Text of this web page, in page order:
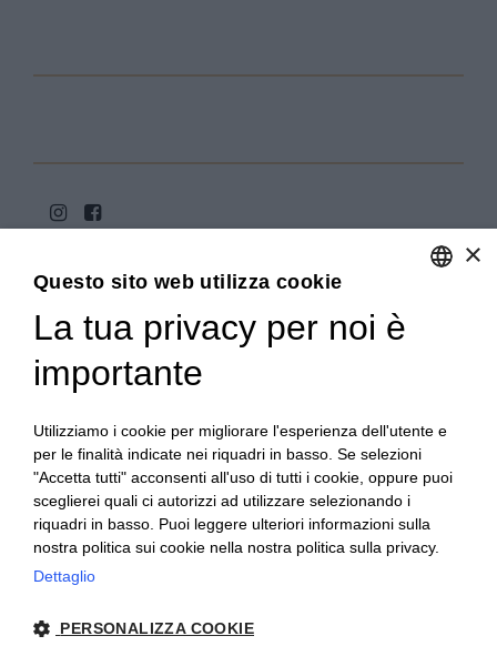
Copyright 2020© Regali Digusto è un marchio di Olio
10022 Carmagnola (TO) - PIVA 07980320019
Creato da:etinet.it
×
Questo sito web utilizza cookie
La tua privacy per noi è
importante
Utilizziamo i cookie per migliorare l'esperienza dell'utente e
per le finalità indicate nei riquadri in basso. Se selezioni
"Accetta tutti" acconsenti all'uso di tutti i cookie, oppure puoi
sceglierei quali ci autorizzi ad utilizzare selezionando i
riquadri in basso. Puoi leggere ulteriori informazioni sulla
nostra politica sui cookie nella nostra politica sulla privacy.
Dettaglio
PERSONALIZZA COOKIE